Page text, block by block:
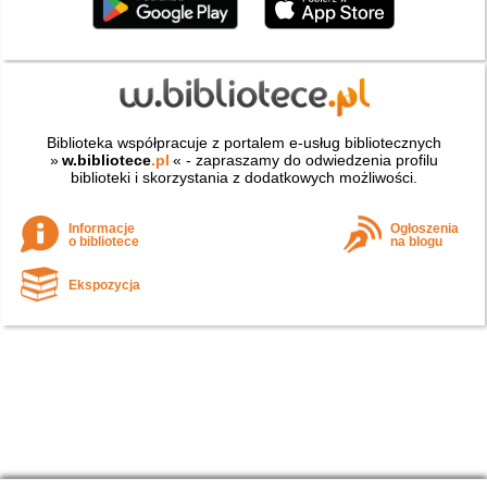
Biblioteka współpracuje z portalem e-usług bibliotecznych
» w.bibliotece.pl « - zapraszamy do odwiedzenia profilu
biblioteki i skorzystania z dodatkowych możliwości.
Informacje
o bibliotece
Ogłoszenia
na blogu
Ekspozycja